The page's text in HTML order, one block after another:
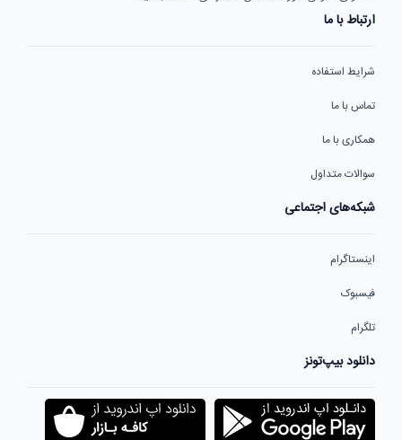
ارتباط با ما
شرایط استفاده
تماس با ما
همکاری با ما
سوالات متداول
شبکه‌های اجتماعی
اینستاگرام
فیسبوک
تلگرام
دانلود بیپ‌تونز